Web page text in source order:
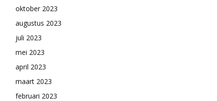
oktober 2023
augustus 2023
juli 2023
mei 2023
april 2023
maart 2023
februari 2023